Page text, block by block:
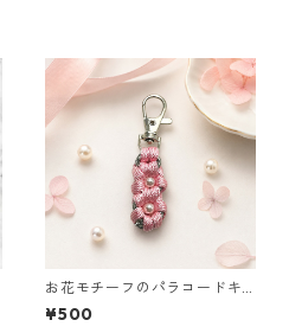
お花モチーフのパラコードキ
ーホルダー ピンク×グレー ハ
ンドメイド 国産 本革 ヌメ革
¥500